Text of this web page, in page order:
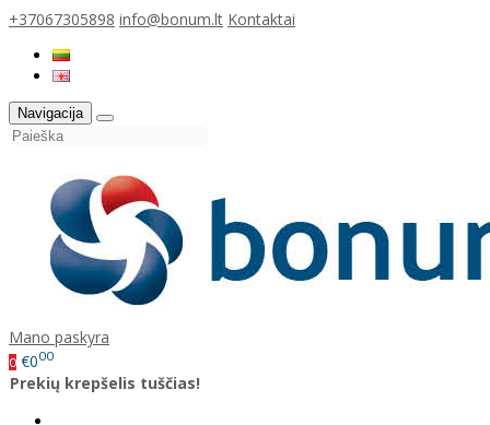
+37067305898 info@bonum.lt Kontaktai
Navigacija
Mano paskyra
0 €000
Prekių krepšelis tuščias!